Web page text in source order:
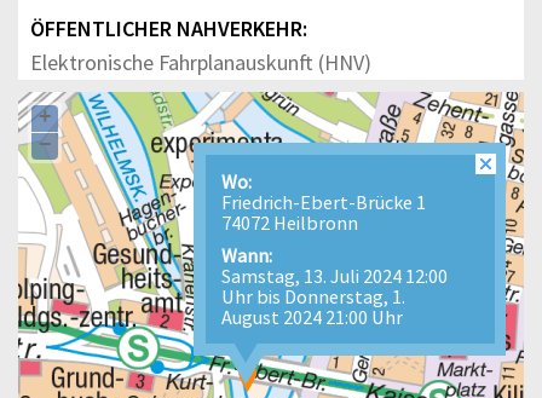
ÖFFENTLICHER NAHVERKEHR:
Elektronische Fahrplanauskunft (HNV)

Wo:
Friedrich-Ebert-Brücke 1
74072 Heilbronn
Wann:
Samstag, 13. Juli 2024 12:00
Uhr bis Donnerstag, 1.
August 2024 21:00 Uhr
+
−